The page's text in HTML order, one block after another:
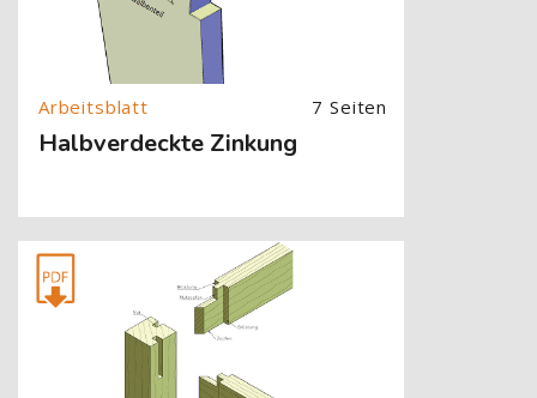
7 Seiten
Halbverdeckte Zinkung
[Cocoon] About (Text with Image) überspringen